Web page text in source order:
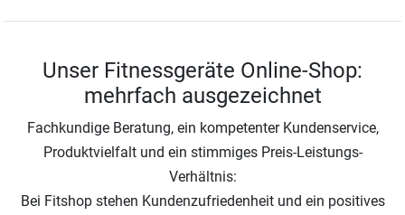
Unser Fitnessgeräte Online-Shop:
mehrfach ausgezeichnet
Fachkundige Beratung, ein kompetenter Kundenservice,
Produktvielfalt und ein stimmiges Preis-Leistungs-
Verhältnis:
Bei Fitshop stehen Kundenzufriedenheit und ein positives